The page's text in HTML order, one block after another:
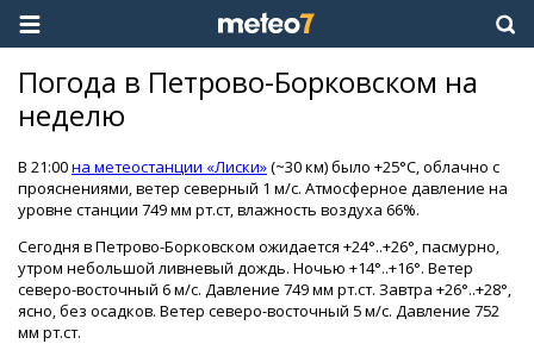
Погода в Петрово-Борковском на
неделю
В 21:00на метеостанции «Лиски»(~30 км) было +25°C, облачно с
прояснениями, ветер северный 1 м/с. Атмосферное давление на
уровне станции 749 мм рт.ст, влажность воздуха 66%.
Сегодня в Петрово-Борковском ожидается +24°..+26°, пасмурно,
утром небольшой ливневый дождь. Ночью +14°..+16°. Ветер
северо-восточный 6 м/с. Давление 749 мм рт.ст. Завтра +26°..+28°,
ясно, без осадков. Ветер северо-восточный 5 м/с. Давление 752
мм рт.ст.